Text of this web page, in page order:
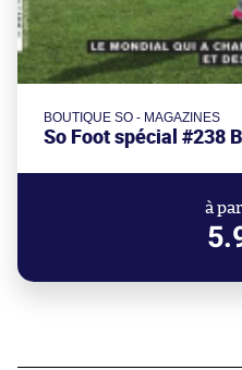
BOUTIQUE SO - MAGAZINES
So Foot spécial #238
à